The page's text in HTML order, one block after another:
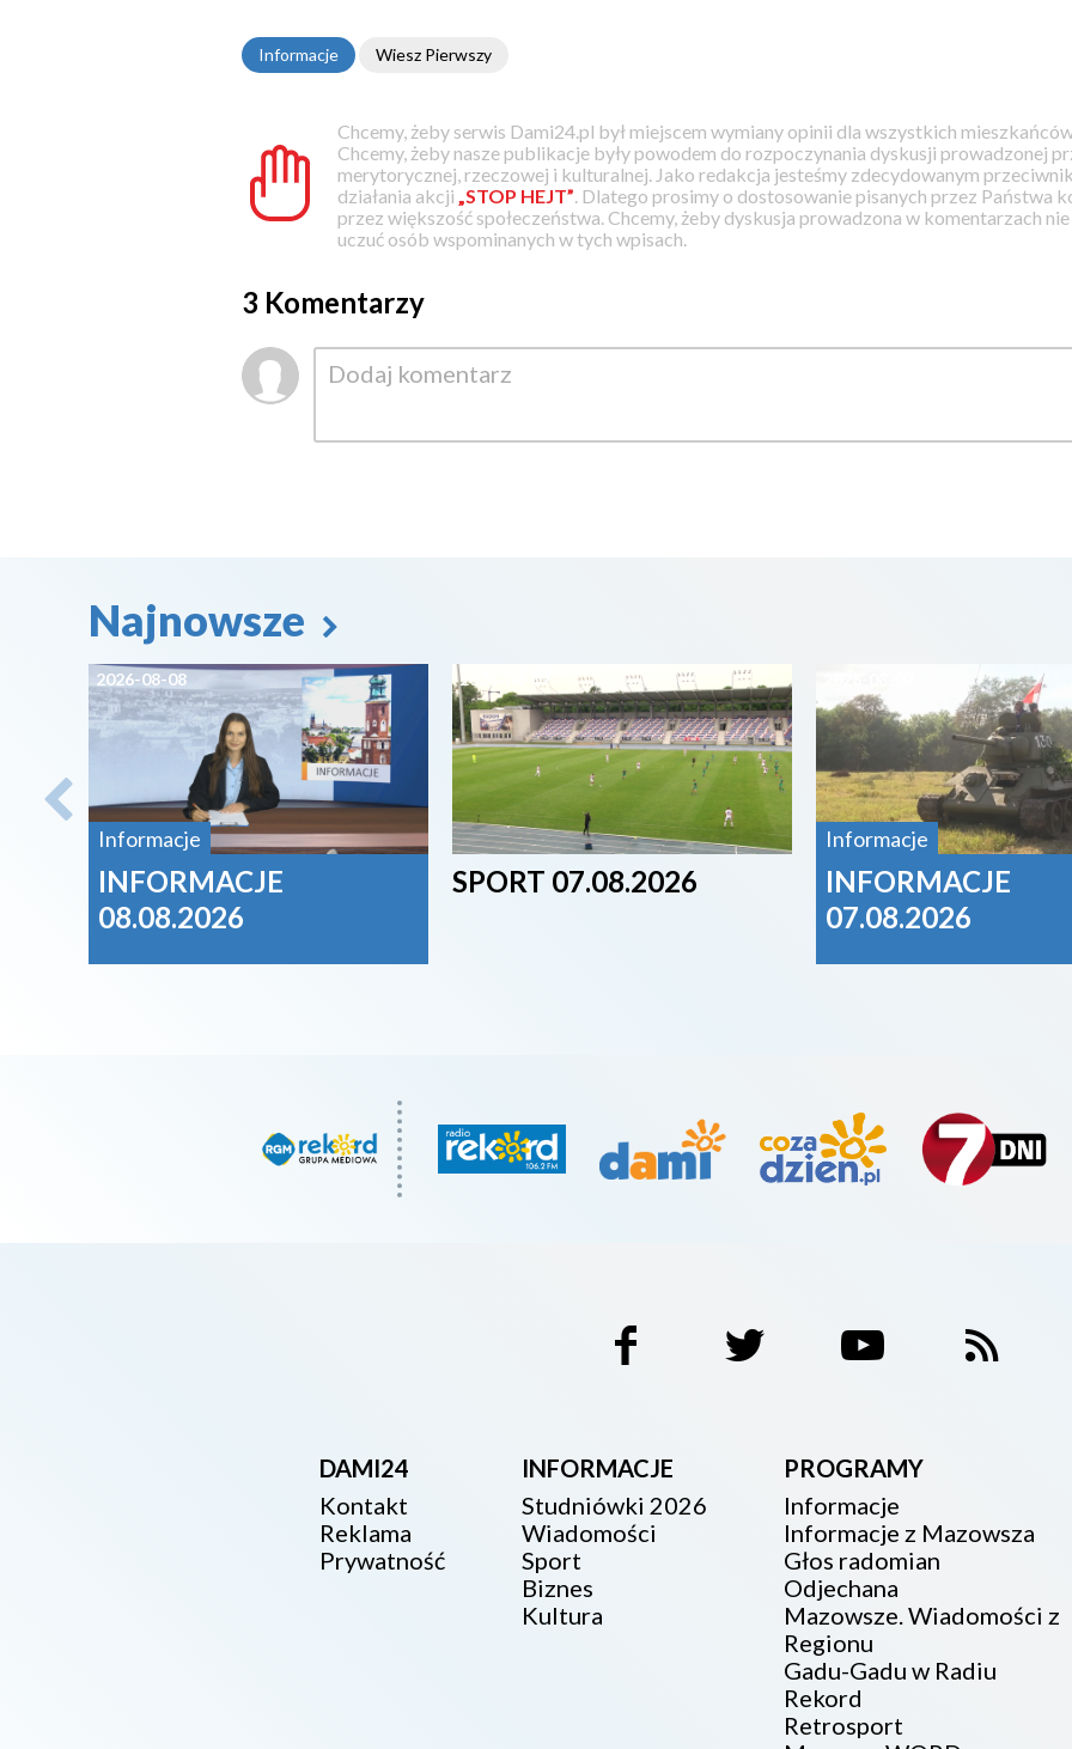
Informacje Wiesz Pierwszy
Chcemy, żeby serwis Dami24.pl był miejscem wymiany opinii dla wszystkich
Chcemy, żeby nasze publikacje były powodem do rozpoczynania dyskusji prowadzonej
merytorycznej, rzeczowej i kulturalnej. Jako redakcja jesteśmy zdecydowanym
działania akcji „STOP HEJT” . Dlatego prosimy o dostosowanie pisanych przez Państwa
przez większość społeczeństwa. Chcemy, żeby dyskusja prowadzona w komentarzach
uczuć osób wspominanych w tych wpisach.
3 Komentarzy
Najnowsze
2026-08-08
Informacje
INFORMACJE
08.08.2026
2026-08-07
SPORT 07.08.2026
Informacje
INFORMACJE
07.08.2026
DAMI24
Kontakt
Reklama
Prywatność
INFORMACJE
Studniówki 2026
Wiadomości
Sport
Biznes
Kultura
PROGRAMY
Informacje
Informacje z Mazowsza
Głos radomian
Odjechana
Mazowsze. Wiadomości z
Regionu
Gadu-Gadu w Radiu
Rekord
Retrosport